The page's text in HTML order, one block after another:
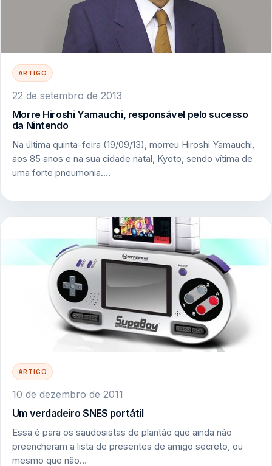
ARTIGO
22 de setembro de 2013
Morre Hiroshi Yamauchi, responsável pelo sucesso
da Nintendo
Na última quinta-feira (19/09/13), morreu Hiroshi Yamauchi,
aos 85 anos e na sua cidade natal, Kyoto, sendo vítima de
uma forte pneumonia.…
ARTIGO
10 de dezembro de 2011
Um verdadeiro SNES portátil
Essa é para os saudosistas de plantão que ainda não
preencheram a lista de presentes de amigo secreto, ou
mesmo que não…